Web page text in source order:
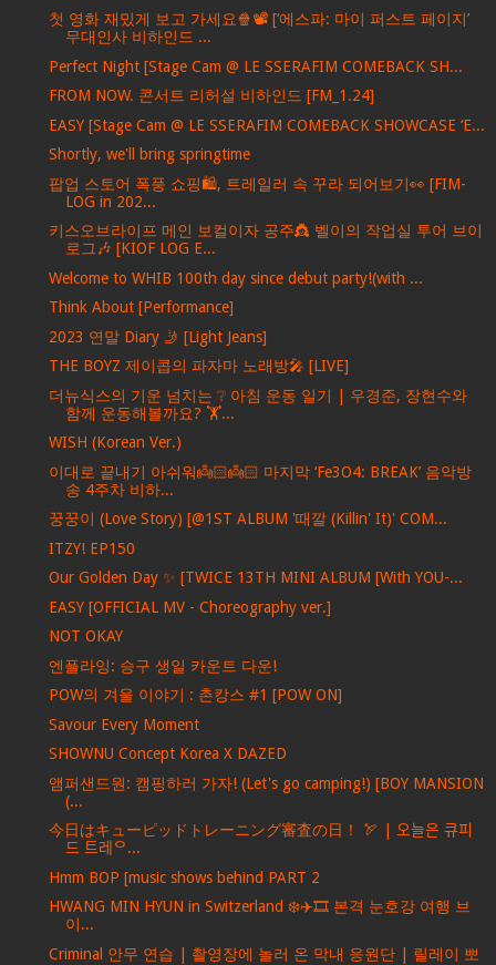
첫 영화 재밌게 보고 가세요🍿📽️ [‘에스파: 마이 퍼스트 페이지’
무대인사 비하인드 ...
Perfect Night [Stage Cam @ LE SSERAFIM COMEBACK SH...
FROM NOW. 콘서트 리허설 비하인드 [FM_1.24]
EASY [Stage Cam @ LE SSERAFIM COMEBACK SHOWCASE ‘E...
Shortly, we'll bring springtime
팝업 스토어 폭풍 쇼핑🛍️, 트레일러 속 꾸라 되어보기👀 [FIM-
LOG in 202...
키스오브라이프 메인 보컬이자 공주👸 벨이의 작업실 투어 브이
로그🎶 [KIOF LOG E...
Welcome to WHIB 100th day since debut party!(with ...
Think About [Performance]
2023 연말 Diary 🤳 [Light Jeans]
THE BOYZ 제이콥의 파자마 노래방🎤 [LIVE]
더뉴식스의 기운 넘치는 ❔ 아침 운동 일기 | 우경준, 장현수와
함께 운동해볼까요? 🏋️...
WISH (Korean Ver.)
이대로 끝내기 아쉬워👼🏻👼🏻 마지막 ‘Fe3O4: BREAK’ 음악방
송 4주차 비하...
꿍꿍이 (Love Story) [@1ST ALBUM '때깔 (Killin' It)' COM...
ITZY! EP150
Our Golden Day ✨ [TWICE 13TH MINI ALBUM [With YOU-...
EASY [OFFICIAL MV - Choreography ver.]
NOT OKAY
엔플라잉: 승구 생일 카운트 다운!
POW의 겨울 이야기 : 촌캉스 #1 [POW ON]
Savour Every Moment
SHOWNU Concept Korea X DAZED
앰퍼샌드원: 캠핑하러 가자! (Let's go camping!) [BOY MANSION
(...
今日はキューピッドトレーニング審査の日！ 🏹 | 오늘은 큐피
드 트레ᄋ...
Hmm BOP [music shows behind PART 2
HWANG MIN HYUN in Switzerland ❄️✈️🎞️ 본격 눈호강 여행 브
이...
Criminal 안무 연습 | 촬영장에 놀러 온 막내 응원단 | 릴레이 뽀